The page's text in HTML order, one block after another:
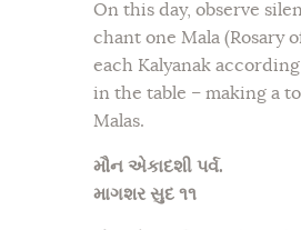
On this day, observe
chant one Mala (Rosary
each Kalyanak
in the table – making a
Malas.
મૌન એકાદશી પર્વ.
માગશર સુદ ૧૧